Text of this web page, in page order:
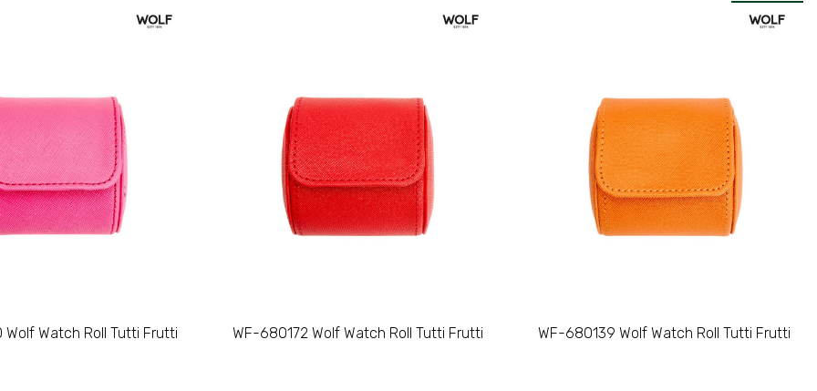
WF-680139 Wolf Watch Roll Tutti Frutti
WF-680172 Wolf Watch Roll Tutti Frutti
Watch Roll Tutti Frutti